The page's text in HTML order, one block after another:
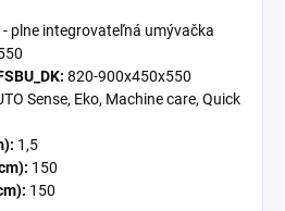
plne integrovateľná umývačka
820-900x450x550
Sense, Eko, Machine care, Quick
1,5
150
150